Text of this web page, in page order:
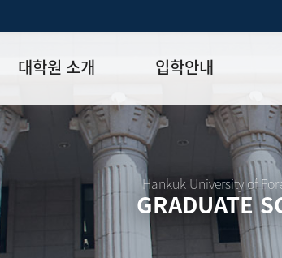
대학원 소개
원장인사
연혁
주임교수 연락처
입학안내
모집일정
모집요강
입시 공지사항
학부-대학원 연계과정
석·박사 통합 학위과정
박사후 연구과정
학사
강의
수업
학적
장학
외국
Hankuk University of
GRADUATE